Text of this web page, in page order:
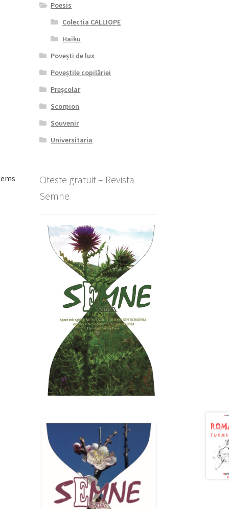
Poesis
Colectia CALLIOPE
Haiku
Povești de lux
Poveștile copilăriei
Preșcolar
Scorpion
Souvenir
Universitaria
Citeste gratuit – Revista
Semne